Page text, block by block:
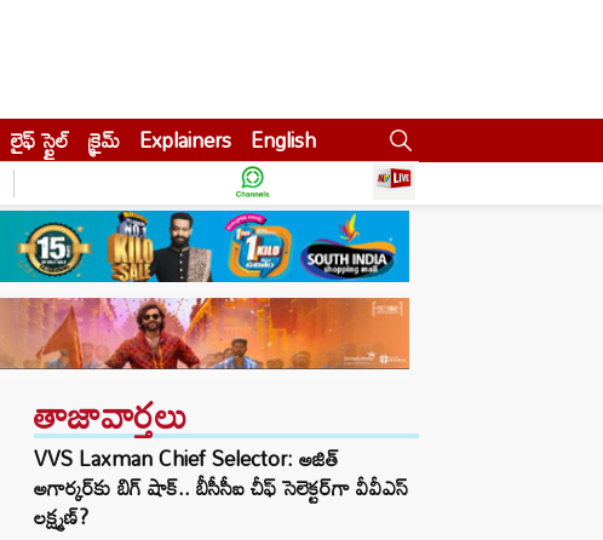
లైఫ్ స్టైల్ క్రైమ్ Explainers English
తాజావార్తలు
VVS Laxman Chief Selector: అజిత్
అగార్కర్‌కు బిగ్ షాక్.. బీసీసీఐ చీఫ్ సెలెక్టర్‌గా వీవీఎస్
లక్ష్మణ్?